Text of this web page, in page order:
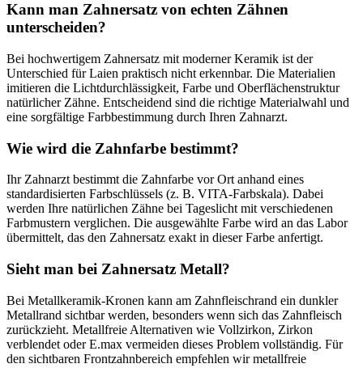
Kann man Zahnersatz von echten Zähnen
unterscheiden?
Bei hochwertigem Zahnersatz mit moderner Keramik ist der
Unterschied für Laien praktisch nicht erkennbar. Die Materialien
imitieren die Lichtdurchlässigkeit, Farbe und Oberflächenstruktur
natürlicher Zähne. Entscheidend sind die richtige Materialwahl und
eine sorgfältige Farbbestimmung durch Ihren Zahnarzt.
Wie wird die Zahnfarbe bestimmt?
Ihr Zahnarzt bestimmt die Zahnfarbe vor Ort anhand eines
standardisierten Farbschlüssels (z. B. VITA-Farbskala). Dabei
werden Ihre natürlichen Zähne bei Tageslicht mit verschiedenen
Farbmustern verglichen. Die ausgewählte Farbe wird an das Labor
übermittelt, das den Zahnersatz exakt in dieser Farbe anfertigt.
Sieht man bei Zahnersatz Metall?
Bei Metallkeramik-Kronen kann am Zahnfleischrand ein dunkler
Metallrand sichtbar werden, besonders wenn sich das Zahnfleisch
zurückzieht. Metallfreie Alternativen wie Vollzirkon, Zirkon
verblendet oder E.max vermeiden dieses Problem vollständig. Für
den sichtbaren Frontzahnbereich empfehlen wir metallfreie